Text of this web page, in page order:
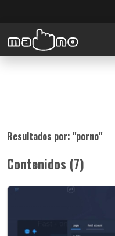
Resultados por: "porno"
Contenidos (7)